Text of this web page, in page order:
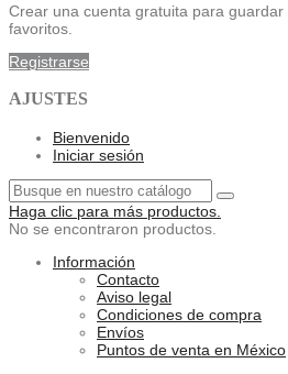
Crear una cuenta gratuita para
favoritos.
Registrarse
AJUSTES
Bienvenido
Iniciar sesión
Haga clic para más productos.
No se encontraron productos.
Información
Contacto
Aviso legal
Condiciones de compra
Envíos
Puntos de venta en México